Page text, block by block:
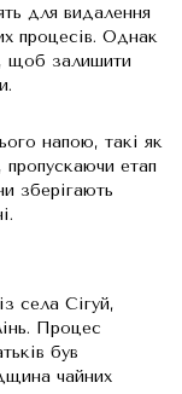
для видалення
процесів. Однак
щоб залишити
напою, такі як
пропускаючи етап
зберігають
села Сігуй,
Процес
був
чайних